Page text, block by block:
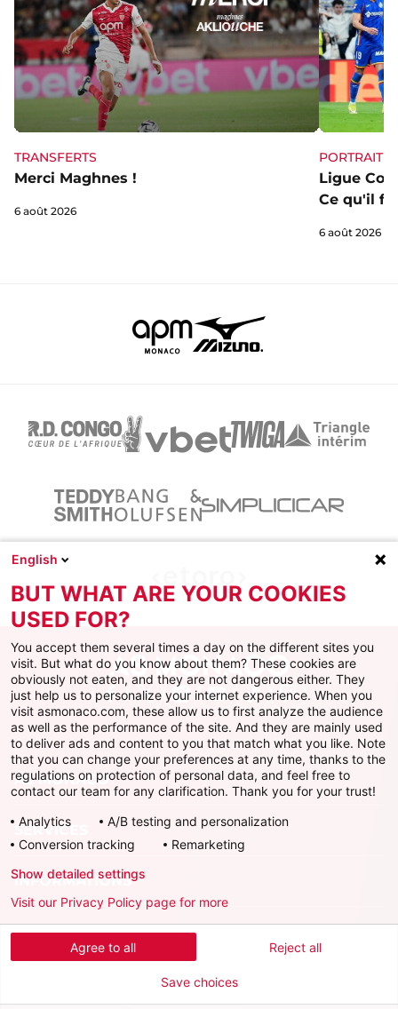
TRANSFERTS
Merci Maghnes !
6 août 2026
PORTRAIT
Ligue
Ce qu'il
6 août 2026
Facebook
X Instagram
YoutubeTikTokTwitch
AS MONACO
SERVICES
INFORMATIONS
Télécharger l'AS Monaco App
English
BUT WHAT ARE YOUR COOKIES
USED FOR?
You accept them several times a day on the different sites you
visit. But what do you know about them? These cookies are
obviously not eaten, and they are not dangerous either. They
just help us to personalize your internet experience. When you
visit asmonaco.com, these allow us to first analyze the audience
as well as the performance of the site. And they are mainly used
to deliver ads and content to you that match what you like. Note
that you can change your preferences at any time, thanks to the
regulations on protection of personal data, and feel free to
contact our team for any clarification. Thank you for your trust!
Analytics
A/B testing and personalization
Conversion tracking
Remarketing
Agree to all Reject all
Show detailed settings
Visit our Privacy Policy page for more
Save choices